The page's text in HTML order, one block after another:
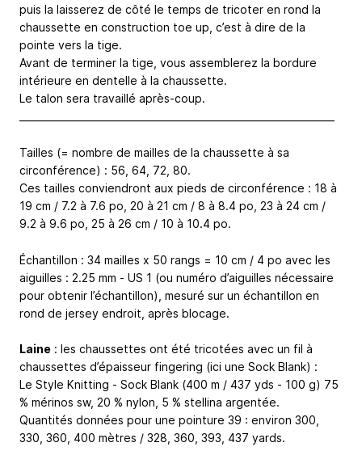
puis la laisserez de côté le temps de tricoter en rond la
chaussette en construction toe up, c’est à dire de la
pointe vers la tige.
Avant de terminer la tige, vous assemblerez la bordure
intérieure en dentelle à la chaussette.
Le talon sera travaillé après-coup.
Tailles (= nombre de mailles de la chaussette à sa
circonférence) : 56, 64, 72, 80.
Ces tailles conviendront aux pieds de circonférence : 18 à
19 cm / 7.2 à 7.6 po, 20 à 21 cm / 8 à 8.4 po, 23 à 24 cm /
9.2 à 9.6 po, 25 à 26 cm / 10 à 10.4 po.
Échantillon : 34 mailles x 50 rangs = 10 cm / 4 po avec les
aiguilles : 2.25 mm - US 1 (ou numéro d’aiguilles nécessaire
pour obtenir l’échantillon), mesuré sur un échantillon en
rond de jersey endroit, après blocage.
Laine : les chaussettes ont été tricotées avec un fil à
chaussettes d’épaisseur fingering (ici une Sock Blank) :
Le Style Knitting - Sock Blank (400 m / 437 yds - 100 g) 75
% mérinos sw, 20 % nylon, 5 % stellina argentée.
Quantités données pour une pointure 39 : environ 300,
330, 360, 400 mètres / 328, 360, 393, 437 yards.